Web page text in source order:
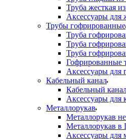
Труба жесткая
Аксессуары для
Трубы гофрированные
Труба
Труба
Труба
Гофрированные
Аксессуары для
Кабельный канал
Кабельный
Аксессуары для
Металлорукав
Металлорукав
Металлорукав
Аксессуары для